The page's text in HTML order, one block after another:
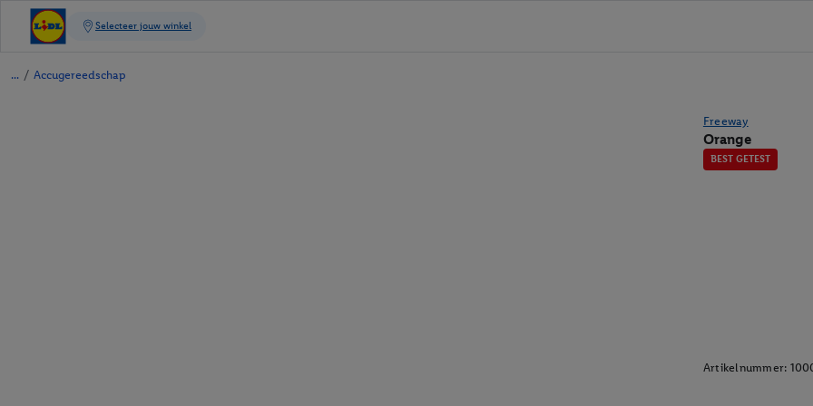
/ Accugereedschap
Freeway
Orange
BEST GETEST
Artikelnummer: